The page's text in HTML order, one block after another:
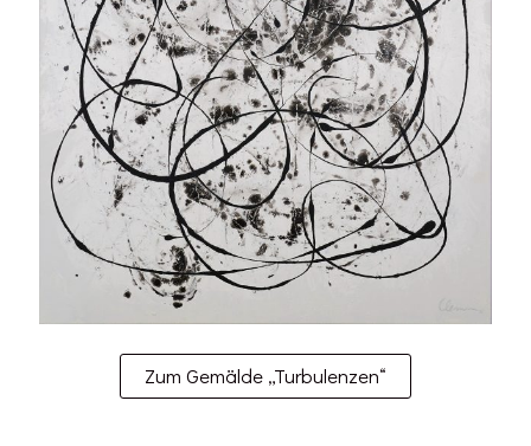
Zum Gemälde „Turbulenzen“